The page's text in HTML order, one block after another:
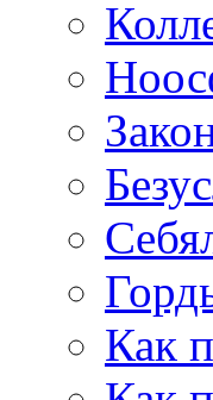
Как